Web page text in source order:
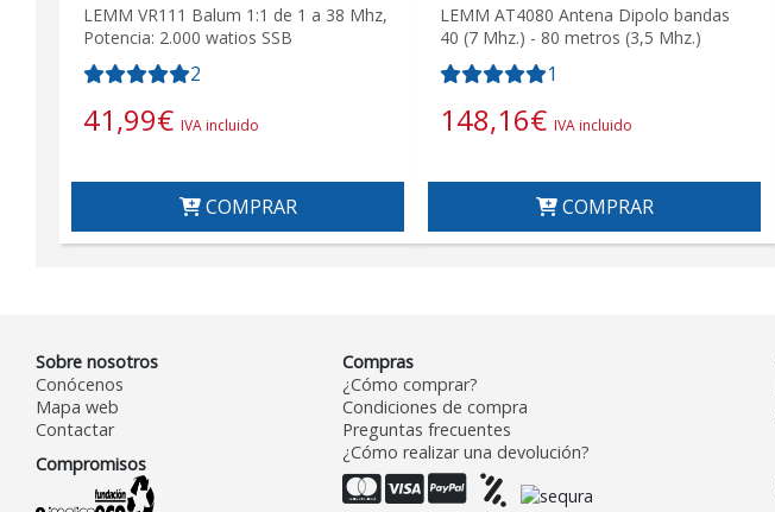
LEMM VR111 Balum 1:1 de 1 a 38 Mhz,
Potencia: 2.000 watios SSB
2
41,99€ IVA incluido
COMPRAR
LEMM AT4080 Antena Dipolo bandas
40 (7 Mhz.) - 80 metros (3,5 Mhz.)
1
148,16€ IVA incluido
COMPRAR
Sobre nosotros
Conócenos
Mapa web
Contactar
Compromisos
Compras
¿Cómo comprar?
Condiciones de compra
Preguntas frecuentes
¿Cómo realizar una devolución?